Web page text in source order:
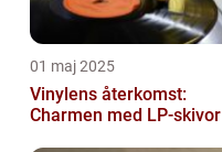
01 maj 2025
Vinylens återkomst:
Charmen med LP-skivor